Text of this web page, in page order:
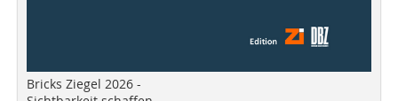
Bricks Ziegel 2026 -